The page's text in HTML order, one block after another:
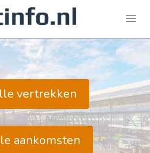
vertrekken
aankomsten